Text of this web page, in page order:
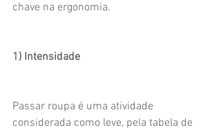
chave na ergonomia.
1) Intensidade
Passar roupa é uma atividade
considerada como leve, pela tabela de